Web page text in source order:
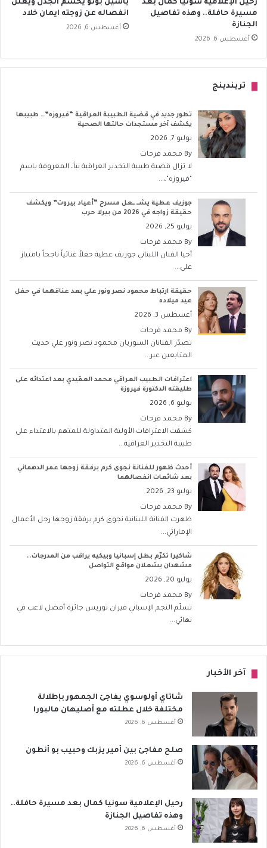
رحيل الإعلامية سونيا كمال بعد
مسيرة حافلة.. وهذه تفاصيل
الجنازة
أغسطس 6, 2026
ياسين بونو يحسم الجدل ويعلن
انفصاله عن زوجته ايمان خلاد
أغسطس 6, 2026
تريندينج
تطور جديد في قضية الطبيبة العراقية “فيروزه”… طبيبها
يكشف آخر مستجدات حالتها الصحية
يوليو 7, 2026
By محمد فرحات
لا تزال قضية طبيبة التخدير العراقية نبأ، المعروفة باسم
"فيروزه"،...
جوزيف عطية يشــ ــعل مسرح “أعياد بيروت” ويكشف
حقيقة زواجه في 2026 من بيرلا حرب
يوليو 25, 2026
By محمد فرحات
أحيا الفنان اللبناني جوزيف عطية حفلاً غنائياً ناجحاً بامتياز
على...
حقيقة ارتباط محمود نصر ونور علي بعد عناقهما في حفل
عيد ميلاده
أغسطس 3, 2026
By محمد فرحات
تصدّر الفنانان السوريان محمود نصر ونور علي حديث
المتابعين عبر...
اعترافات الطبيب العراقي محمد العقيدي بعد اعتدائه على
طليقته الدكتورة فيروزة
يوليو 6, 2026
By محمد فرحات
كشفت الاعترافات الأولية المتداولة للمتهم بالاعتداء على
طبيبة التخدير العراقية...
أحدث ظهور للفنانة نجوى كرم برفقة زوجها عمر الدهماني
بعد شائعات انفصالهما
يوليو 23, 2026
By محمد فرحات
ظهرت الفنانة اللبنانية نجوى كرم برفقة زوجها رجل الأعمال
الإماراتي...
شاكيرا تكرّم بطل إسبانيا وبيكيه يراقب من المدرجات..
مشهدان يشعلان مواقع التواصل
يوليو 20, 2026
By محمد فرحات
تسلّم النجم الإسباني فيران توريس جائزة أفضل لاعب في
نهائي...
آخر الأخبار
شاتاي أولوسوي يفاجئ الجمهور بإطلالة
مختلفة خلال عطلته مع أصليهان مالبورا
أغسطس 6, 2026
صلح مفاجئ بين أمير يزبك وحبيب بو أنطون
أغسطس 6, 2026
رحيل الإعلامية سونيا كمال بعد مسيرة حافلة..
وهذه تفاصيل الجنازة
أغسطس 6, 2026